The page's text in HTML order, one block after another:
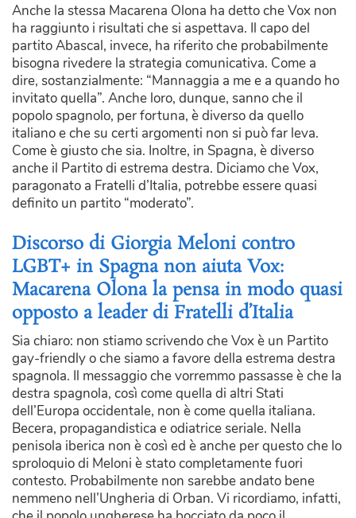
Anche la stessa Macarena Olona ha detto cheVox non
ha raggiunto i risultati che si aspettava. Il capo del
partito Abascal, invece, ha riferito che probabilmente
bisogna rivedere la strategia comunicativa. Come a
dire, sostanzialmente: “Mannaggia a me e a quando ho
invitato quella”. Anche loro, dunque, sanno che il
popolo spagnolo, per fortuna, è diverso da quello
italiano e che su certi argomenti non si può far leva.
Come è giusto che sia. Inoltre, in Spagna, è diverso
anche il Partito di estrema destra. Diciamo che Vox,
paragonato a Fratelli d’Italia, potrebbe essere quasi
definito un partito “moderato”.
Discorso di Giorgia Meloni contro
LGBT+ in Spagna non aiuta Vox:
Macarena Olona la pensa in modo quasi
opposto a leader di Fratelli d’Italia
Sia chiaro: non stiamo scrivendo che Vox è un Partito
gay-friendly o che siamo a favore della estrema destra
spagnola. Il messaggio che vorremmo passasse è che la
destra spagnola, così come quella di altri Stati
dell’Europa occidentale, non è come quella italiana.
Becera, propagandistica e odiatrice seriale. Nella
penisola iberica non è così ed è anche per questo che lo
sproloquio di Meloni è stato completamente fuori
contesto. Probabilmente non sarebbe andato bene
nemmeno nell’Ungheria di Orban. Vi ricordiamo, infatti,